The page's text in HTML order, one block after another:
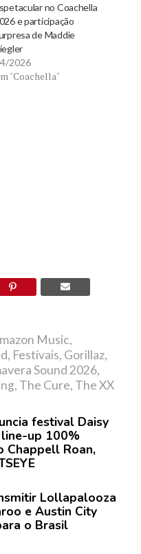
no Coachella
e participação
de Maddie
2026
"Coachella"
Music,
, Festivais, Gorillaz,
Sound 2026,
, The Cure, The XX
festival Daisy
up 100%
Chappell Roan,
Lollapalooza
e Austin City
o Brasil